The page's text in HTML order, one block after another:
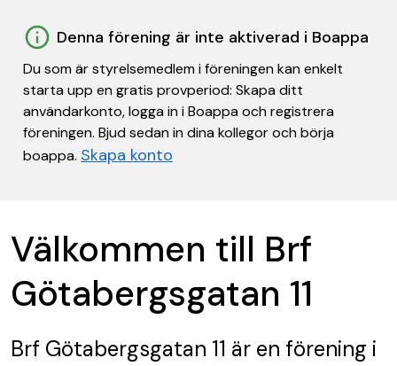
Denna förening är inte aktiverad i Boappa
Du som är styrelsemedlem i föreningen kan enkelt
starta upp en gratis provperiod: Skapa ditt
användarkonto, logga in i Boappa och registrera
föreningen. Bjud sedan in dina kollegor och börja
boappa. Skapa konto
Välkommen till Brf
Götabergsgatan 11
Brf Götabergsgatan 11 är en förening i